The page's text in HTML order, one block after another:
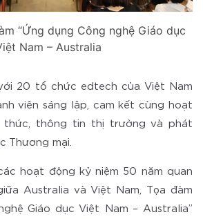
“Ứng dụng Công nghệ Giáo dục
Nam – Australia
20 tổ chức edtech của Việt Nam
viên sáng lập, cam kết cùng hoạt
thức, thông tin thị trường và phát
Thương mại.
hoạt động kỷ niệm 50 năm quan
Australia và Việt Nam, Tọa đàm
Giáo dục Việt Nam – Australia”